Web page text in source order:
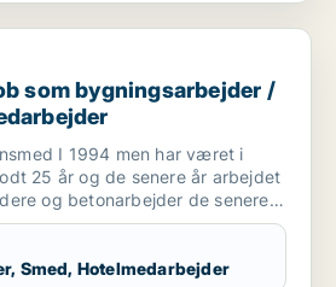
bygningsarbejder / smed /
som bygningsarbejder /
I 1994 men har været i
25 år og de senere år arbejdet
og betonarbejder de senere
jeg er pt.
Smed, Hotelmedarbejder